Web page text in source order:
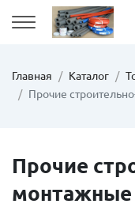
Главная Каталог
Прочие
Прочие
монтажные